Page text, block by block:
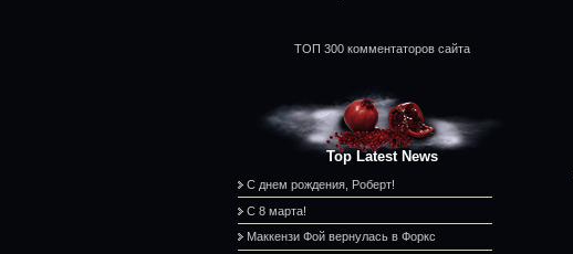
ТОП 300 комментаторов сайта
Top Latest News
С днем рождения, Роберт!
С 8 марта!
Маккензи Фой вернулась в Форкс